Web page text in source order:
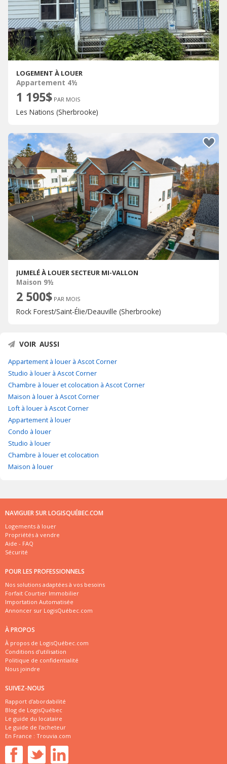
LOGEMENT À LOUER
Appartement 4½
1 195$ PAR MOIS
Les Nations (Sherbrooke)
JUMELÉ À LOUER SECTEUR MI-VALLON
Maison 9½
2 500$ PAR MOIS
Rock Forest/Saint-Élie/Deauville (Sherbrooke)
VOIR AUSSI
Appartement à louer à Ascot Corner
Studio à louer à Ascot Corner
Chambre à louer et colocation à Ascot Corner
Maison à louer à Ascot Corner
Loft à louer à Ascot Corner
Appartement à louer
Condo à louer
Studio à louer
Chambre à louer et colocation
Maison à louer
NAVIGUER SUR LOGISQUÉBEC.COM
Logements à louer
Propriétés à vendre
Aide - FAQ
Sécurité
POUR LES PROFESSIONNELS
Nos solutions adaptées à vos besoins
Forfait Courtier Immobilier
Importation Automatisée
Annoncer sur LogisQuébec.com
À PROPOS
À propos de LogisQuébec.com
Conditions d'utilisation
Politique de confidentialité
Nous joindre
SUIVEZ-NOUS
Rapport d'abordabilité
Blog de LogisQuébec
Le guide du locataire
Le guide de l'acheteur
En France : Trouvia.com